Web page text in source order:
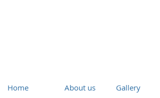
Home
About us
Gallery